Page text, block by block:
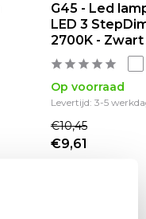
G45 - Led
LED 3
2700K - Zwart
Op voorraad
Levertijd: 3-5
€10,45
€9,61